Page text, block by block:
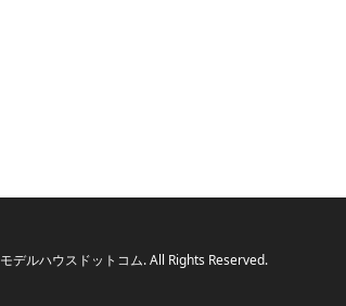
モデルハウスドットコム. All Rights Reserved.